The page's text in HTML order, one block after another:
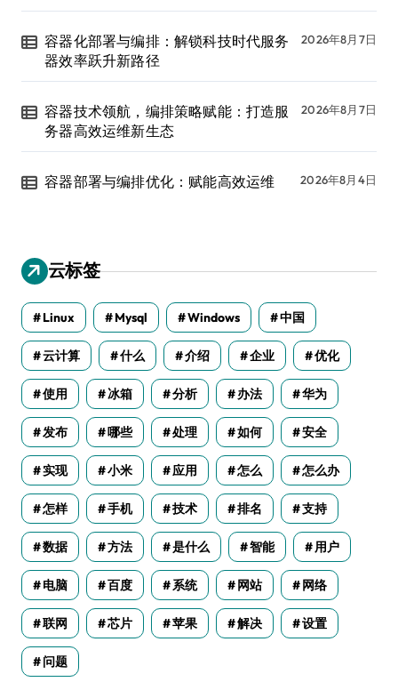
容器化部署与编排：解锁科技时代服务
器效率跃升新路径
2026年8月7日
容器技术领航，编排策略赋能：打造服
务器高效运维新生态
2026年8月7日
容器部署与编排优化：赋能高效运维 2026年8月4日
云标签
Linux Mysql Windows 中国
云计算 什么 介绍 企业 优化
使用 冰箱 分析 办法 华为
发布 哪些 处理 如何 安全
实现 小米 应用 怎么 怎么办
怎样 手机 技术 排名 支持
数据 方法 是什么 智能 用户
电脑 百度 系统 网站 网络
联网 芯片 苹果 解决 设置
问题